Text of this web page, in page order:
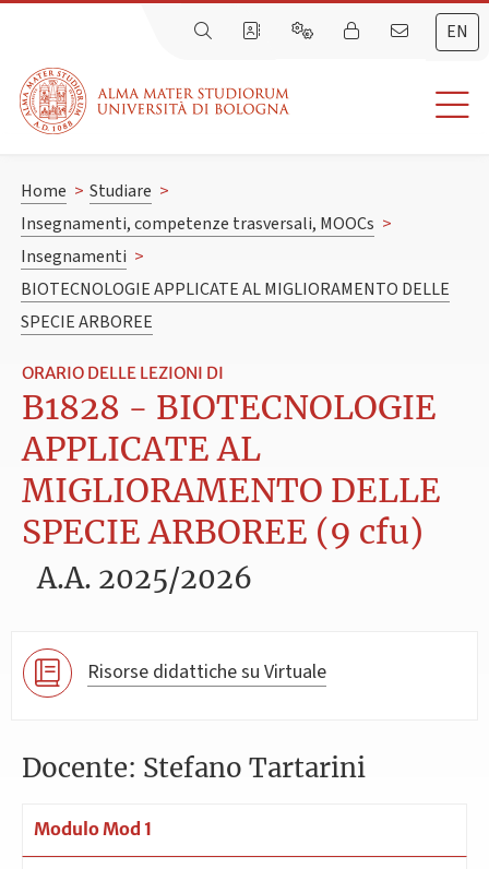
EN
Home > Studiare >
Insegnamenti, competenze trasversali, MOOCs >
Insegnamenti >
BIOTECNOLOGIE APPLICATE AL MIGLIORAMENTO DELLE
SPECIE ARBOREE
ORARIO DELLE LEZIONI DI
B1828 - BIOTECNOLOGIE
APPLICATE AL
MIGLIORAMENTO DELLE
SPECIE ARBOREE (9 cfu)
A.A. 2025/2026
Risorse didattiche su Virtuale
Docente: Stefano Tartarini
Modulo Mod 1